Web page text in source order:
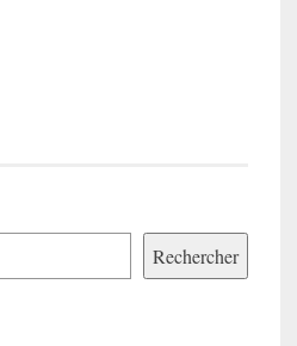
Rechercher